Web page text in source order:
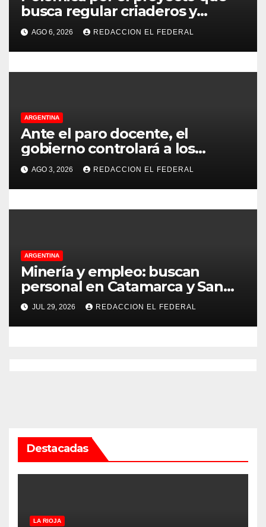
n
t
r
a
a
s
busca regular criaderos y
refugios de perros y gatos:
denuncian excesos, mientras
proteccionistas reclaman
controles más duros
AGO 6, 2026 REDACCION EL FEDERAL
ARGENTINA
Ante el paro docente, el
gobierno controlará a los
colegios para que cumplan el
75% de cobertura presencial
AGO 3, 2026 REDACCION EL FEDERAL
ARGENTINA
Minería y empleo: buscan
personal en Catamarca y San
Juan para distintos puestos
JUL 29, 2026 REDACCION EL FEDERAL
Destacadas
LA RIOJA